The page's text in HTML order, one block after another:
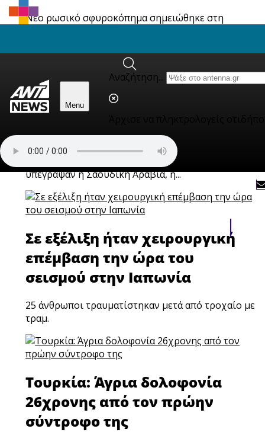
Menu
Αναζήτηση...
Νέο ρωσικό σφυροκόπημα σημειώθηκε στη
Συμφωνία κοινής άμυνας
Σαουδικής Αραβίας, Τουρκίας
και Πακιστάν
Η συμφωνία της Μέκκας για την κοινή άμυνα που
υπέγραψαν η Σαουδική Αραβία, η...
Σε εξέλιξη ήταν χειρουργική
επέμβαση την ώρα του
σεισμού στην Ιαπωνία
25 άνθρωποι τραυματίστηκαν μετά από τροχαίο με
τραμ.
Τουρκία: Άγρια δολοφονία
26χρονης από τον πρώην
σύντροφο της